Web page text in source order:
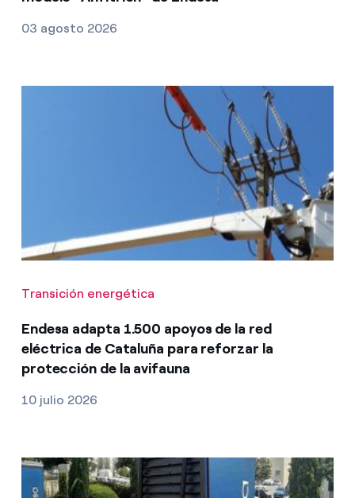
03 agosto 2026
Transición energética
Endesa adapta 1.500 apoyos de la red
eléctrica de Cataluña para reforzar la
protección de la avifauna
10 julio 2026